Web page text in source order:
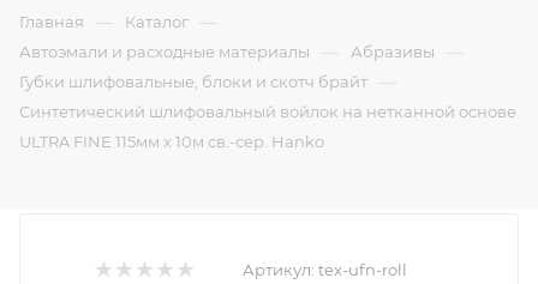
Главная — Каталог —
Автоэмали и расходные материалы — Абразивы —
Губки шлифовальные, блоки и скотч брайт —
Синтетический шлифовальный войлок на нетканной основе
ULTRA FINE 115мм х 10м св.-сер. Hanko
Артикул: tex-ufn-roll